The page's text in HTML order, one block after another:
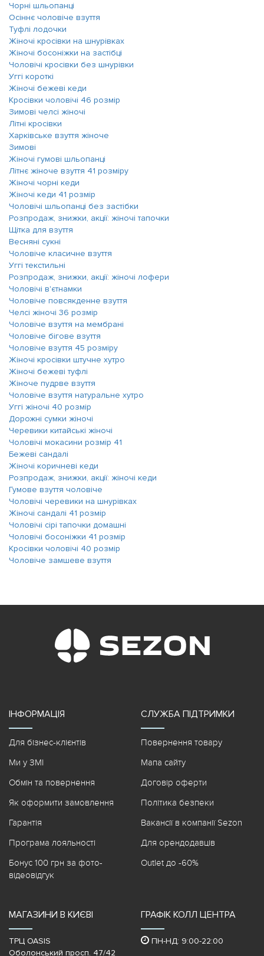
Чорні шльопанці
Осіннє чоловіче взуття
Туфлі лодочки
Жіночі кросівки на шнурівках
Жіночі босоніжки на застібці
Чоловічі кросівки без шнурівки
Уггі короткі
Жіночі бежеві кеди
Кросівки чоловічі 46 розмір
Зимові челсі жіночі
Літні кросівки
Харківське взуття жіноче
Зимові
Жіночі гумові шльопанці
Літнє жіноче взуття 41 розміру
Жіночі чорні кеди
Жіночі кеди 41 розмір
Чоловічі шльопанці без застібки
Розпродаж, знижки, акції: жіночі тапочки
Щітка для взуття
Весняні сукні
Чоловіче класичне взуття
Уггі текстильні
Розпродаж, знижки, акції: жіночі лофери
Чоловічі в'єтнамки
Чоловіче повсякденне взуття
Челсі жіночі 36 розмір
Чоловіче взуття на мембрані
Чоловіче бігове взуття
Чоловіче взуття 45 розміру
Жіночі кросівки штучне хутро
Жіночі бежеві туфлі
Жіноче пудрве взуття
Чоловіче взуття натуральне хутро
Уггі жіночі 40 розмір
Дорожні сумки жіночі
Черевики китайські жіночі
Чоловічі мокасини розмір 41
Бежеві сандалі
Жіночі коричневі кеди
Розпродаж, знижки, акції: жіночі кеди
Гумове взуття чоловіче
Чоловічі черевики на шнурівках
Жіночі сандалі 41 розмір
Чоловічі сірі тапочки домашні
Чоловічі босоніжки 41 розмір
Кросівки чоловічі 40 розмір
Чоловіче замшеве взуття
ІНФОРМАЦІЯ
Для бізнес-клієнтів
Ми у ЗМІ
Обмін та повернення
Як оформити замовлення
Гарантія
Програма лояльності
Бонус 100 грн за фото-
відеовідгук
СЛУЖБА ПІДТРИМКИ
Повернення товару
Мапа сайту
Договір оферти
Політика безпеки
Вакансії в компанії Sezon
Для орендодавців
Outlet до -60%
МАГАЗИНИ В КИЄВІ
ТРЦ OASIS
Оболонський просп. 47/42
ГРАФІК КОЛЛ ЦЕНТРА
ПН-НД: 9:00-22:00